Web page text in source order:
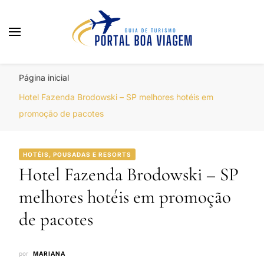
Página inicial
Hotel Fazenda Brodowski – SP melhores hotéis em
promoção de pacotes
HOTÉIS, POUSADAS E RESORTS
Hotel Fazenda Brodowski – SP
melhores hotéis em promoção
de pacotes
por MARIANA